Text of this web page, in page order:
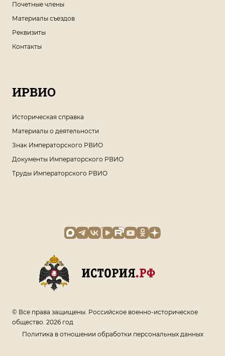
Почетные члены
Материалы съездов
Реквизиты
Контакты
ИРВИО
Историческая справка
Материалы о деятельности
Знак Императорского РВИО
Документы Императорского РВИО
Труды Императорского РВИО
© Все права защищены. Российское военно-историческое
общество. 2026 год
Политика в отношении обработки персональных данных